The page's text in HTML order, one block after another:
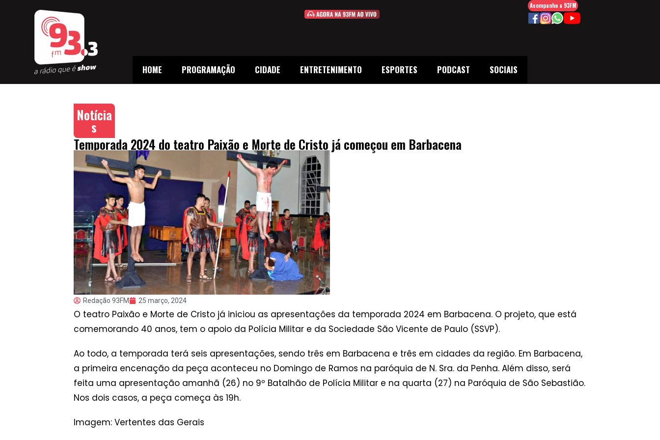
HOME PROGRAMAÇÃO CIDADE ENTRETENIMENTO ESPORTES PODCAST SOCIAIS
Acompanhe a 93FM
Notícia
s
Temporada 2024 do teatro Paixão e Morte de Cristo já começou em Barbacena
Redação 93FM 25 março, 2024
O teatro Paixão e Morte de Cristo já iniciou as apresentações da temporada 2024 em Barbacena. O projeto, que está
comemorando 40 anos, tem o apoio da Polícia Militar e da Sociedade São Vicente de Paulo (SSVP).
Ao todo, a temporada terá seis apresentações, sendo três em Barbacena e três em cidades da região. Em Barbacena,
a primeira encenação da peça aconteceu no Domingo de Ramos na paróquia de N. Sra. da Penha. Além disso, será
feita uma apresentação amanhã (26) no 9º Batalhão de Polícia Militar e na quarta (27) na Paróquia de São Sebastião.
Nos dois casos, a peça começa às 19h.
Imagem: Vertentes das Gerais